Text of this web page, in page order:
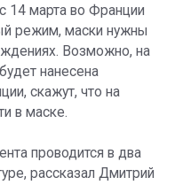
14 марта во Франции
режим, маски нужны
Возможно, на
нанесена
скажут, что на
в маске.
проводится в два
рассказал Дмитрий